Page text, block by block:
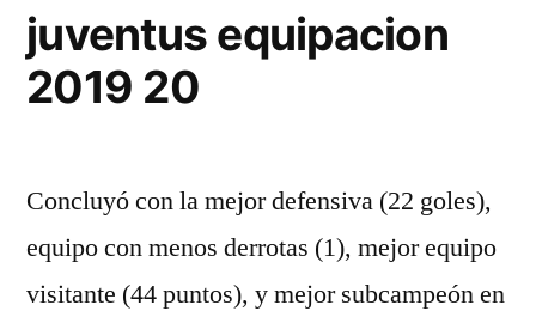
juventus equipacion
2019 20
Concluyó con la mejor defensiva (22 goles),
equipo con menos derrotas (1), mejor equipo
visitante (44 puntos), y mejor subcampeón en